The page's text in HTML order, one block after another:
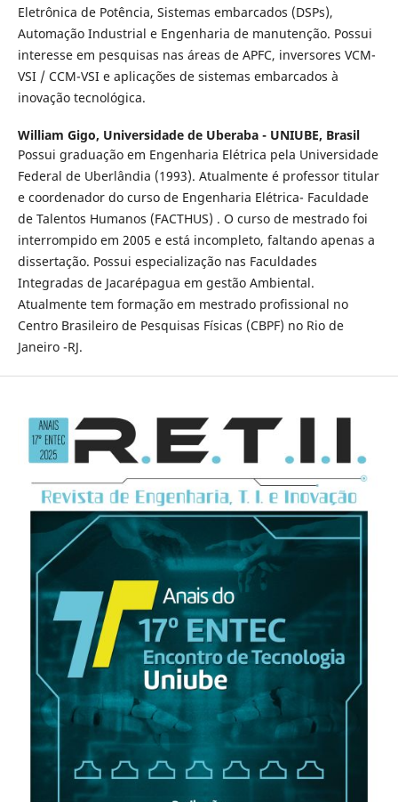
Eletrônica de Potência, Sistemas embarcados (DSPs),
Automação Industrial e Engenharia de manutenção. Possui
interesse em pesquisas nas áreas de APFC, inversores VCM-
VSI / CCM-VSI e aplicações de sistemas embarcados à
inovação tecnológica.
William Gigo, Universidade de Uberaba - UNIUBE, Brasil
Possui graduação em Engenharia Elétrica pela Universidade
Federal de Uberlândia (1993). Atualmente é professor titular
e coordenador do curso de Engenharia Elétrica- Faculdade
de Talentos Humanos (FACTHUS) . O curso de mestrado foi
interrompido em 2005 e está incompleto, faltando apenas a
dissertação. Possui especialização nas Faculdades
Integradas de Jacarépagua em gestão Ambiental.
Atualmente tem formação em mestrado profissional no
Centro Brasileiro de Pesquisas Físicas (CBPF) no Rio de
Janeiro -RJ.